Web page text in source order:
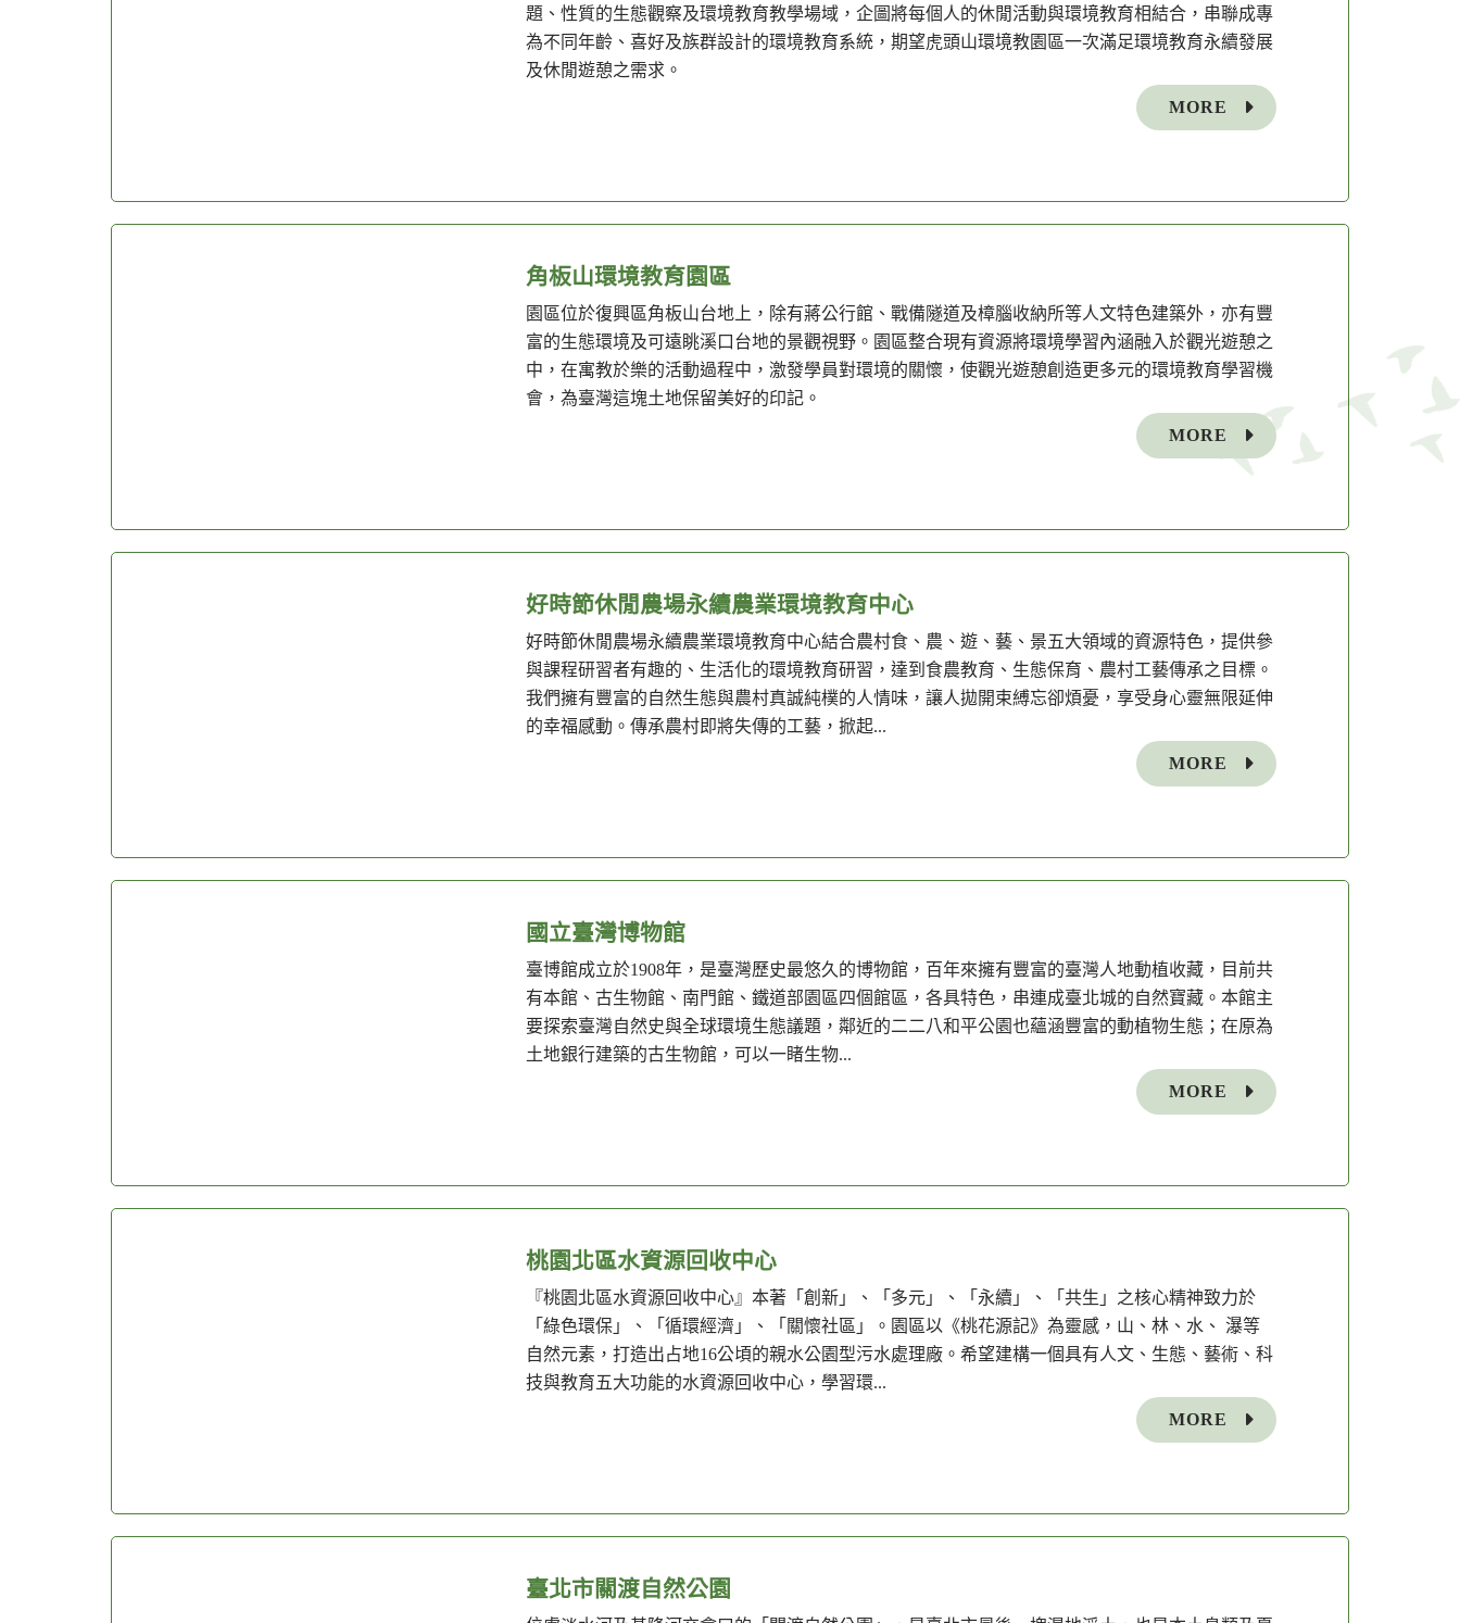
題、性質的生態觀察及環境教育教學場域，企圖將每個人的休閒活動與環境教育相結合，串聯成專
為不同年齡、喜好及族群設計的環境教育系統，期望虎頭山環境教園區一次滿足環境教育永續發展
及休閒遊憩之需求。
MORE
角板山環境教育園區
園區位於復興區角板山台地上，除有蔣公行館、戰備隧道及樟腦收納所等人文特色建築外，亦有豐
富的生態環境及可遠眺溪口台地的景觀視野。園區整合現有資源將環境學習內涵融入於觀光遊憩之
中，在寓教於樂的活動過程中，激發學員對環境的關懷，使觀光遊憩創造更多元的環境教育學習機
會，為臺灣這塊土地保留美好的印記。
MORE
好時節休閒農場永續農業環境教育中心
好時節休閒農場永續農業環境教育中心結合農村食、農、遊、藝、景五大領域的資源特色，提供參
與課程研習者有趣的、生活化的環境教育研習，達到食農教育、生態保育、農村工藝傳承之目標。
我們擁有豐富的自然生態與農村真誠純樸的人情味，讓人拋開束縛忘卻煩憂，享受身心靈無限延伸
的幸福感動。傳承農村即將失傳的工藝，掀起...
MORE
國立臺灣博物館
臺博館成立於1908年，是臺灣歷史最悠久的博物館，百年來擁有豐富的臺灣人地動植收藏，目前共
有本館、古生物館、南門館、鐵道部園區四個館區，各具特色，串連成臺北城的自然寶藏。本館主
要探索臺灣自然史與全球環境生態議題，鄰近的二二八和平公園也蘊涵豐富的動植物生態；在原為
土地銀行建築的古生物館，可以一睹生物...
MORE
桃園北區水資源回收中心
『桃園北區水資源回收中心』本著「創新」、「多元」、「永續」、「共生」之核心精神致力於
「綠色環保」、「循環經濟」、「關懷社區」。園區以《桃花源記》為靈感，山、林、水、 瀑等
自然元素，打造出占地16公頃的親水公園型污水處理廠。希望建構一個具有人文、生態、藝術、科
技與教育五大功能的水資源回收中心，學習環...
MORE
臺北市關渡自然公園